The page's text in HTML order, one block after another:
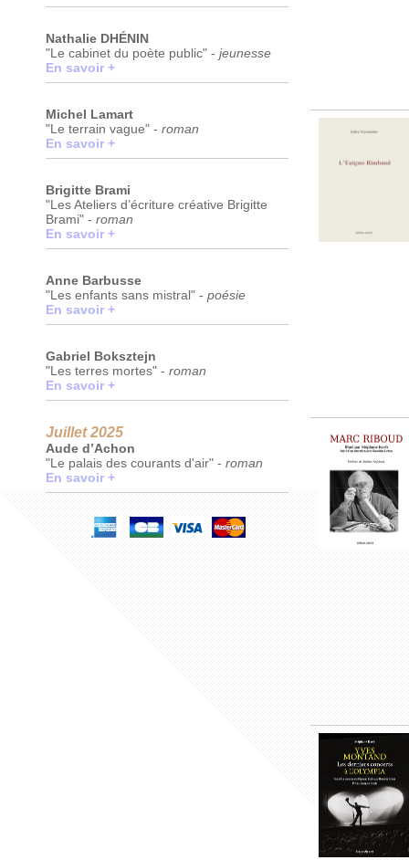
Nathalie DHÉNIN
"Le cabinet du poète public" - jeunesse
En savoir +
Michel Lamart
"Le terrain vague" - roman
En savoir +
Brigitte Brami
"Les Ateliers d’écriture créative Brigitte
Brami" - roman
En savoir +
Anne Barbusse
"Les enfants sans mistral" - poésie
En savoir +
Gabriel Boksztejn
"Les terres mortes" - roman
En savoir +
Juillet 2025
Aude d’Achon
"Le palais des courants d'air" - roman
En savoir +